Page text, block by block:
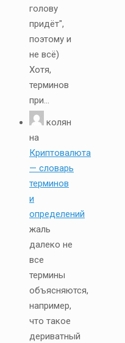
голову
придёт",
поэтому и
не всё)
Хотя,
терминов
при...
колян
на
Криптовалюта
— словарь
терминов
и
определений
жаль
далеко не
все
термины
объясняются,
например,
что такое
дериватный